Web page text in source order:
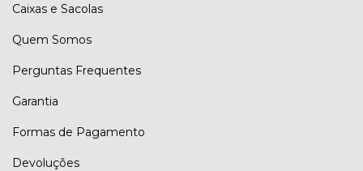
Caixas e Sacolas
Quem Somos
Perguntas Frequentes
Garantia
Formas de Pagamento
Devoluções